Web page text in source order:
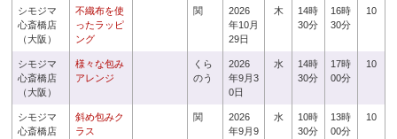
シモジマ
心斎橋店
（大阪）
不織布を使
ったラッピ
ング
関
2026
年10月
29日
木
14時
30分
16時
30分
10
シモジマ
心斎橋店
（大阪）
様々な包み
アレンジ
くら
のう
2026
年9月3
0日
水
14時
30分
17時
00分
10
シモジマ
心斎橋店
斜め包みク
ラス
関
2026
年9月9
水
10時
30分
13時
00分
10